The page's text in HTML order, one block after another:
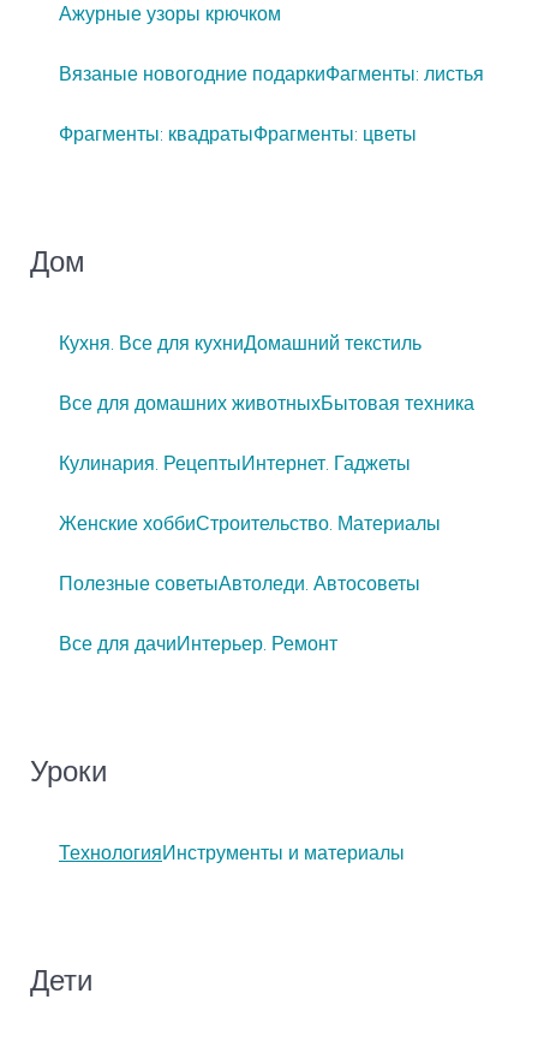
Ажурные узоры крючком
Вязаные новогодние подаркиФагменты: листья
Фрагменты: квадратыФрагменты: цветы
Дом
Кухня. Все для кухниДомашний текстиль
Все для домашних животныхБытовая техника
Кулинария. РецептыИнтернет. Гаджеты
Женские хоббиСтроительство. Материалы
Полезные советыАвтоледи. Автосоветы
Все для дачиИнтерьер. Ремонт
Уроки
ТехнологияИнструменты и материалы
Дети